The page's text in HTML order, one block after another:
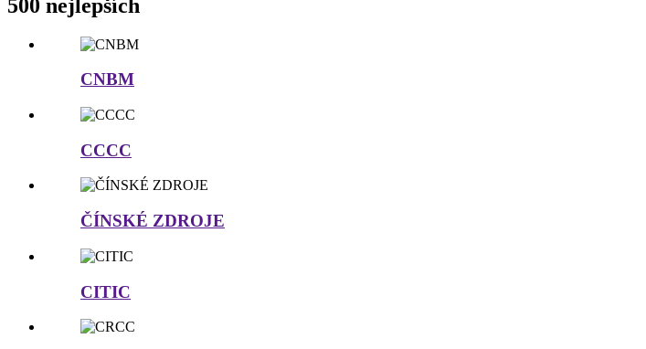
500 nejlepších
CNBM
CCCC
ČÍNSKÉ ZDROJE
CITIC